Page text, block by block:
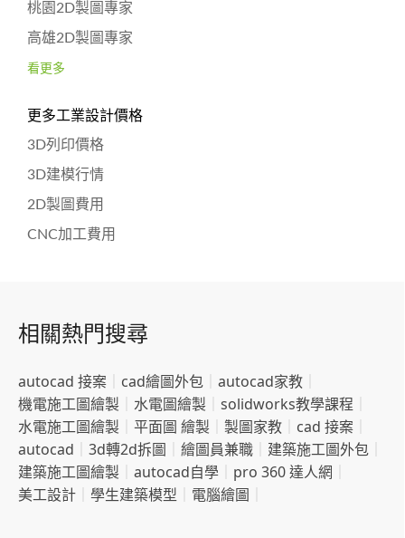
桃園2D製圖專家
高雄2D製圖專家
看更多
更多工業設計價格
3D列印價格
3D建模行情
2D製圖費用
CNC加工費用
相關熱門搜尋
autocad 接案 cad繪圖外包 autocad家教
機電施工圖繪製
水電圖繪製 solidworks教學課程
水電施工圖繪製
平面圖 繪製 製圖家教 cad 接案
autocad
3d轉2d拆圖 繪圖員兼職 建築施工圖外包
建築施工圖繪製
autocad自學 pro 360 達人網
美工設計
學生建築模型 電腦繪圖